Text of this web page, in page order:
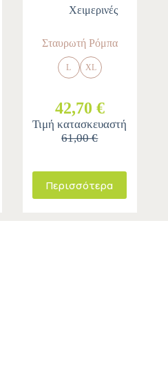
Χειμερινές
Σταυρωτή Ρόμπα
L XL
42,70 €
Τιμή κατασκευαστή
61,00 €
Περισσότερα